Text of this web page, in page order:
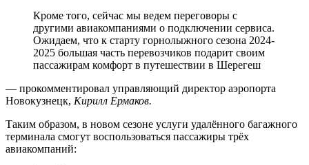
Кроме того, сейчас мы ведем переговоры с
другими авиакомпаниями о подключении сервиса.
Ожидаем, что к старту горнолыжного сезона 2024-
2025 большая часть перевозчиков подарит своим
пассажирам комфорт в путешествии в Шерегеш
— прокомментировал управляющий директор аэропорта
Новокузнецк, Кирилл Ермаков.
Таким образом, в новом сезоне услуги удалённого багажного
терминала смогут воспользоваться пассажиры трёх
авиакомпаний: